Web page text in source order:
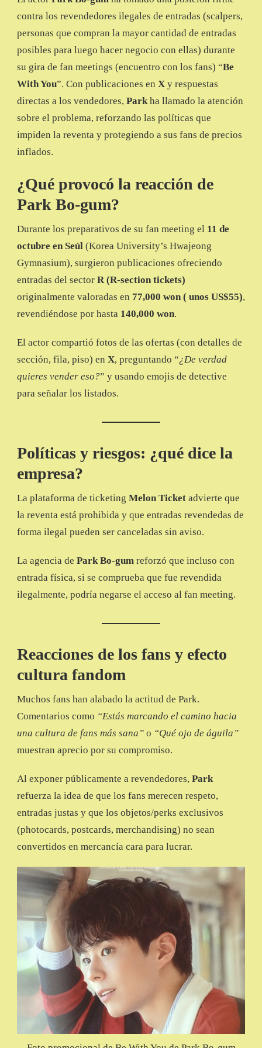
DECLARA
GUERRA
LA
REVENTA
TICKETS
contra los revendedores ilegales de entradas (scalpers,
personas que compran la mayor cantidad de entradas
posibles para luego hacer negocio con ellas) durante
su gira de fan meetings (encuentro con los fans) “Be
With You”. Con publicaciones en X y respuestas
directas a los vendedores, Park ha llamado la atención
sobre el problema, reforzando las políticas que
impiden la reventa y protegiendo a sus fans de precios
inflados.
¿Qué provocó la reacción de
Park Bo-gum?
Durante los preparativos de su fan meeting el 11 de
octubre en Seúl (Korea University’s Hwajeong
Gymnasium), surgieron publicaciones ofreciendo
entradas del sector R (R-section tickets)
originalmente valoradas en 77,000 won ( unos US$55),
revendiéndose por hasta 140,000 won.
El actor compartió fotos de las ofertas (con detalles de
sección, fila, piso) en X, preguntando “¿De verdad
quieres vender eso?” y usando emojis de detective
para señalar los listados.
Políticas y riesgos: ¿qué dice la
empresa?
La plataforma de ticketing Melon Ticket advierte que
la reventa está prohibida y que entradas revendedas de
forma ilegal pueden ser canceladas sin aviso.
La agencia de Park Bo-gum reforzó que incluso con
entrada física, si se comprueba que fue revendida
ilegalmente, podría negarse el acceso al fan meeting.
Reacciones de los fans y efecto
cultura fandom
Muchos fans han alabado la actitud de Park.
Comentarios como “Estás marcando el camino hacia
una cultura de fans más sana” o “Qué ojo de águila”
muestran aprecio por su compromiso.
Al exponer públicamente a revendedores, Park
refuerza la idea de que los fans merecen respeto,
entradas justas y que los objetos/perks exclusivos
(photocards, postcards, merchandising) no sean
convertidos en mercancía cara para lucrar.